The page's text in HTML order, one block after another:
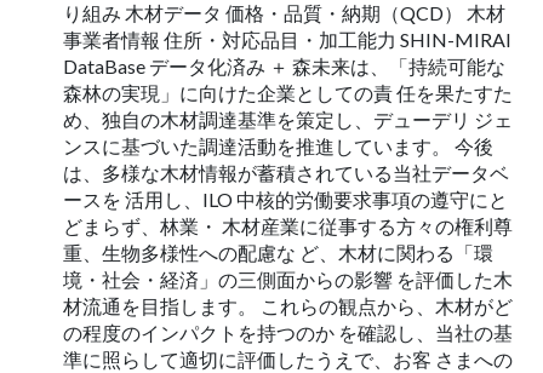
り組み 木材データ 価格・品質・納期（QCD） 木材
事業者情報 住所・対応品目・加工能力 SHIN-MIRAI
DataBase データ化済み ＋ 森未来は、「持続可能な
森林の実現」に向けた企業としての責 任を果たすた
め、独自の木材調達基準を策定し、デューデリ ジェ
ンスに基づいた調達活動を推進しています。 今後
は、多様な木材情報が蓄積されている当社データベ
ースを 活用し、ILO 中核的労働要求事項の遵守にと
どまらず、林業・ 木材産業に従事する方々の権利尊
重、生物多様性への配慮な ど、木材に関わる「環
境・社会・経済」の三側面からの影響 を評価した木
材流通を目指します。 これらの観点から、木材がど
の程度のインパクトを持つのか を確認し、当社の基
準に照らして適切に評価したうえで、お客 さまへの